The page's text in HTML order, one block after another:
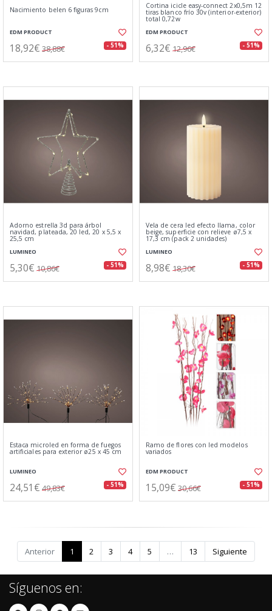
Nacimiento belen 6 figuras 9cm
EDM PRODUCT
18,92€ 38,88€ - 51%
Cortina icicle easy-connect 2x0,5m 12
tiras blanco frío 30v (interior-exterior)
total 0,72w
EDM PRODUCT
6,32€ 12,96€ - 51%
Adorno estrella 3d para árbol
navidad, plateada, 20 led, 20 x 5,5 x
25,5 cm
LUMINEO
5,30€ 10,86€ - 51%
Vela de cera led efecto llama, color
beige, superficie con relieve ø7,5 x
17,3 cm (pack 2 unidades)
LUMINEO
8,98€ 18,30€ - 51%
Estaca microled en forma de fuegos
artificiales para exterior ø25 x 45 cm
LUMINEO
24,51€ 49,83€ - 51%
Ramo de flores con led modelos
variados
EDM PRODUCT
15,09€ 30,66€ - 51%
Anterior 1 2 3 4 5 … 13 Siguiente
Síguenos en: